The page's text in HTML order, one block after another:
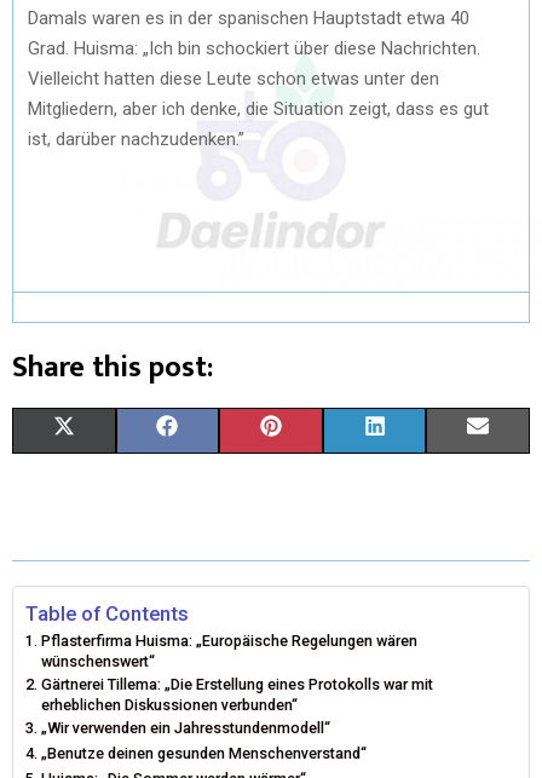
Damals waren es in der spanischen Hauptstadt etwa 40
Grad. Huisma: „Ich bin schockiert über diese Nachrichten.
Vielleicht hatten diese Leute schon etwas unter den
Mitgliedern, aber ich denke, die Situation zeigt, dass es gut
ist, darüber nachzudenken.”
Share this post:
W
T
T
E
E
O
O
K
T
R
E
S
K
D
I
I
Table of Contents
Pflasterfirma Huisma: „Europäische Regelungen wären
wünschenswert“
Gärtnerei Tillema: „Die Erstellung eines Protokolls war mit
erheblichen Diskussionen verbunden“
„Wir verwenden ein Jahresstundenmodell“
„Benutze deinen gesunden Menschenverstand“